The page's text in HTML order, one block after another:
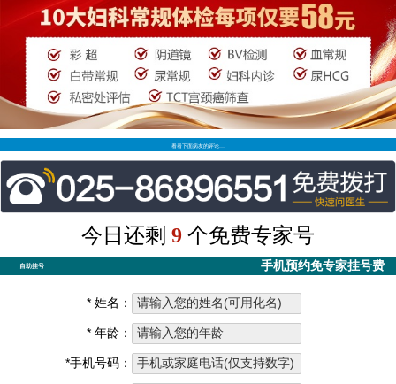
看看下面病友的评论…
今日还剩 9 个免费专家号
自助挂号 手机预约免专家挂号费
* 姓名：
* 年龄：
*手机号码：